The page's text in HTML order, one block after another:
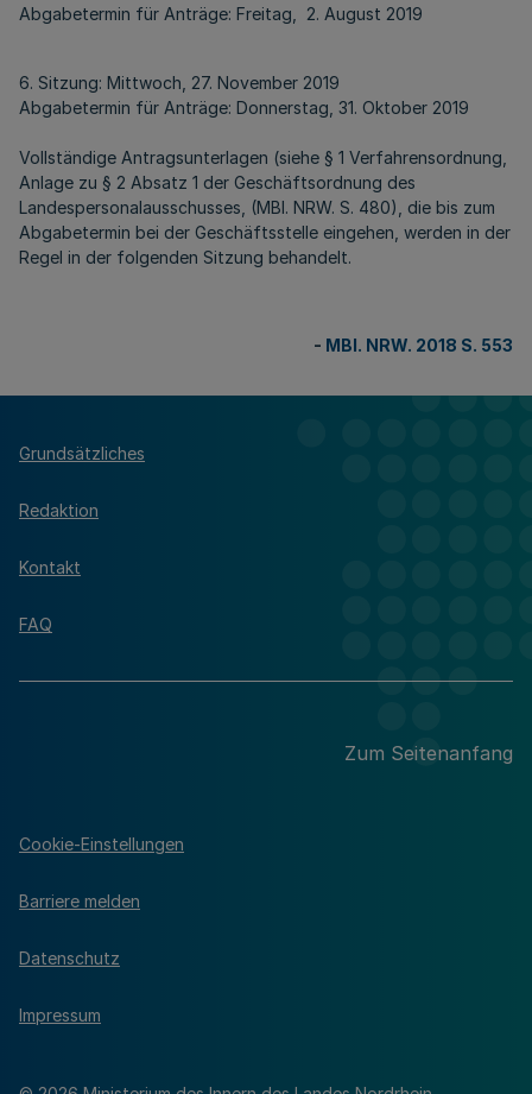
Abgabetermin für Anträge: Freitag, 2. August 2019
6. Sitzung: Mittwoch, 27. November 2019
Abgabetermin für Anträge: Donnerstag, 31. Oktober 2019
Vollständige Antragsunterlagen (siehe § 1 Verfahrensordnung,
Anlage zu § 2 Absatz 1 der Geschäftsordnung des
Landespersonalausschusses, (MBl. NRW. S. 480), die bis zum
Abgabetermin bei der Geschäftsstelle eingehen, werden in der
Regel in der folgenden Sitzung behandelt.
- MBl. NRW. 2018 S. 553
Grundsätzliches
Redaktion
Kontakt
FAQ
Zum Seitenanfang
Cookie-Einstellungen
Barriere melden
Datenschutz
Impressum